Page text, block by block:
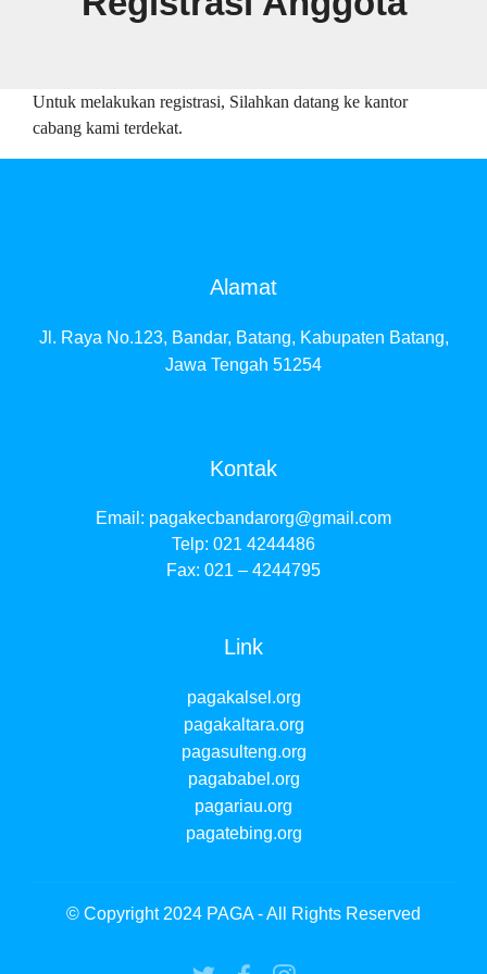
Untuk melakukan registrasi, Silahkan datang ke kantor
cabang kami terdekat.
Alamat
Jl. Raya No.123, Bandar, Batang, Kabupaten Batang,
Jawa Tengah 51254
Kontak
Email: pagakecbandarorg@gmail.com
Telp: 021 4244486
Fax: 021 – 4244795
Link
pagakalsel.org
pagakaltara.org
pagasulteng.org
pagababel.org
pagariau.org
pagatebing.org
© Copyright 2024 PAGA - All Rights Reserved